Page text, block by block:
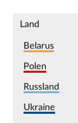
Land
Belarus
Polen
Russland
Ukraine